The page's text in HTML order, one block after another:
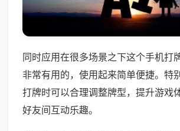
同时应用在很多场景之下这个手机打
非常有用的，使用起来简单便捷。特
打牌时可以合理调整牌型，提升游戏
好友间互动乐趣。